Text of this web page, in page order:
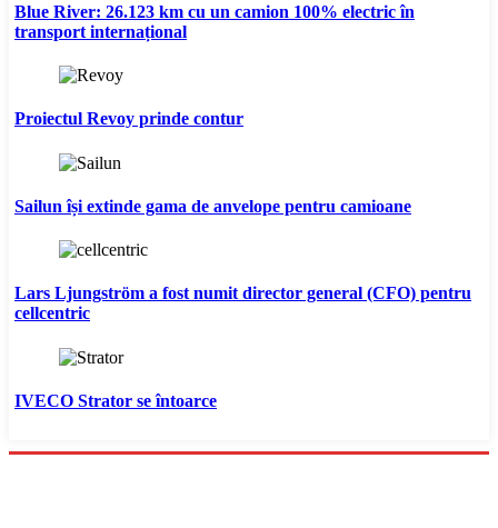
Blue River: 26.123 km cu un camion 100% electric în
transport internațional
Proiectul Revoy prinde contur
Sailun își extinde gama de anvelope pentru camioane
Lars Ljungström a fost numit director general (CFO) pentru
cellcentric
IVECO Strator se întoarce